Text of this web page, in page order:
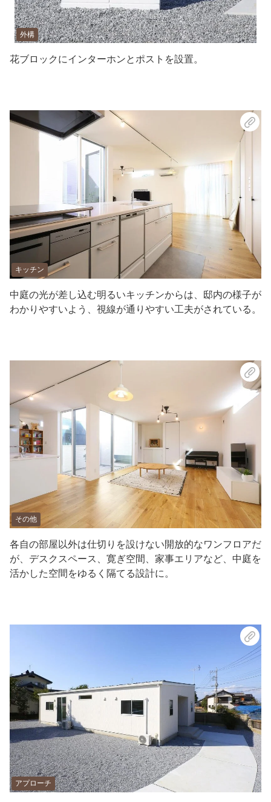
外構
花ブロックにインターホンとポストを設置。
キッチン
中庭の光が差し込む明るいキッチンからは、邸内の様子が
わかりやすいよう、視線が通りやすい工夫がされている。
その他
各自の部屋以外は仕切りを設けない開放的なワンフロアだ
が、デスクスペース、寛ぎ空間、家事エリアなど、中庭を
活かした空間をゆるく隔てる設計に。
アプローチ